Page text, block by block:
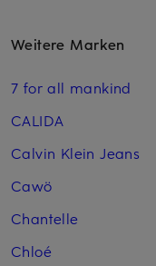
Weitere Marken
7 for all mankind
CALIDA
Calvin Klein Jeans
Cawö
Chantelle
Chloé